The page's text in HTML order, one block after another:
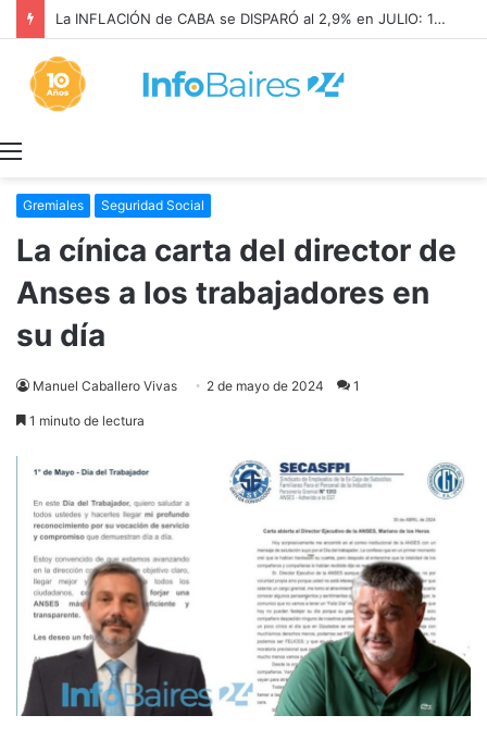
La INFLACIÓN de CABA se DISPARÓ al 2,9% en JULIO: 19,4% en 2026
Gremiales Seguridad Social
La cínica carta del director de
Anses a los trabajadores en
su día
Manuel Caballero Vivas 2 de mayo de 2024 1
1 minuto de lectura